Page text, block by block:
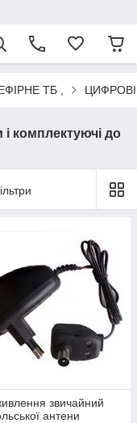
ТБ , ЦИФРОВІ
комплектуючі до
звичайний
антени